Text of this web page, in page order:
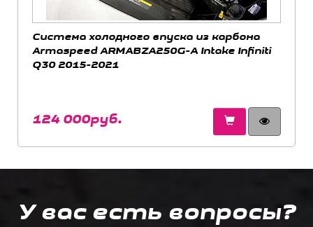
Система холодного впуска из карбона
Armaspeed ARMABZA250G-A Intake Infiniti
Q30 2015-2021
124 000руб.
У вас есть вопросы?